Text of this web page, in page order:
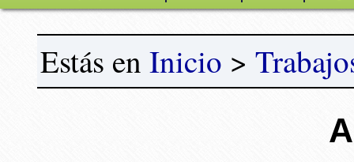
Estás en Inicio >